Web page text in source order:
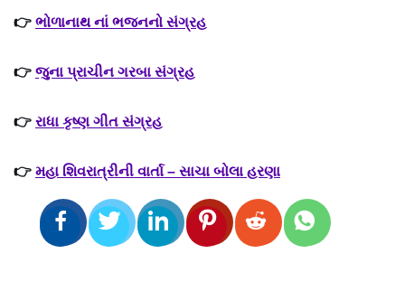
👉 ભોળાનાથ નાં ભજનનો સંગ્રહ
👉 જુના પ્રાચીન ગરબા સંગ્રહ
👉 રાધા કૃષ્ણ ગીત સંગ્રહ
👉 મહા શિવરાત્રીની વાર્તા – સાચા બોલા હરણા